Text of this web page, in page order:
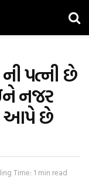
પત્ની છે
નજર
આપે છે
Time: 1 min read